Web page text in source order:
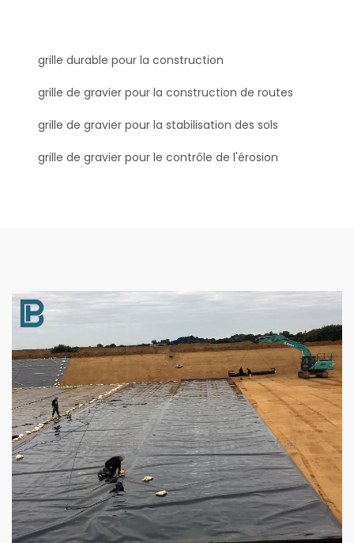
grille durable pour la construction
grille de gravier pour la construction de routes
grille de gravier pour la stabilisation des sols
grille de gravier pour le contrôle de l'érosion